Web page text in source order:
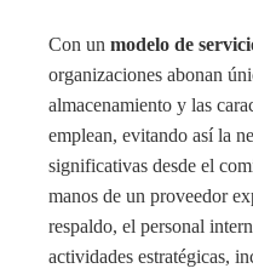
Con un modelo de
organizaciones abonan
almacenamiento y las
emplean, evitando así la
significativas desde el
manos de un proveedor
respaldo, el personal
actividades estratégicas,